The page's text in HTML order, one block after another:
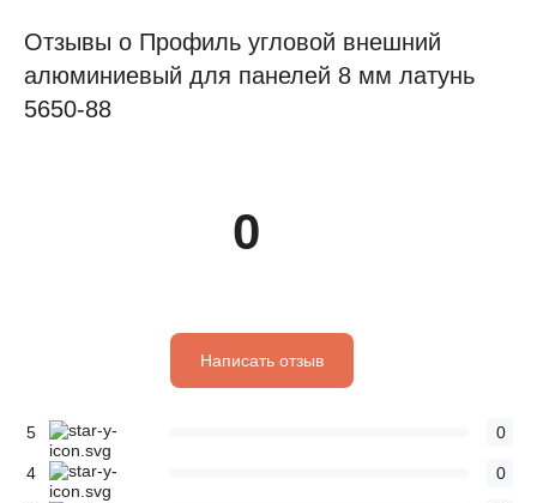
Отзывы о Профиль угловой внешний
алюминиевый для панелей 8 мм латунь
5650-88
0
Написать отзыв
5 0
4 0